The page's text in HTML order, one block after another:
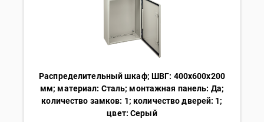
Распределительный шкаф; ШВГ: 400х600х200
мм; материал: Сталь; монтажная панель: Да;
количество замков: 1; количество дверей: 1;
цвет: Серый